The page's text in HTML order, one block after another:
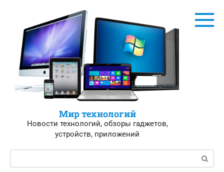
контенту
Мир технологий
Новости технологий, обзоры гаджетов,
устройств, приложений
Поиск: